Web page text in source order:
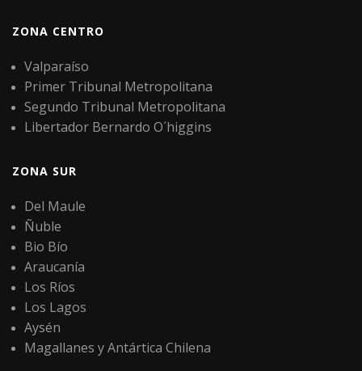
ZONA CENTRO
Valparaíso
Primer Tribunal Metropolitana
Segundo Tribunal Metropolitana
Libertador Bernardo O´higgins
ZONA SUR
Del Maule
Ñuble
Bio Bío
Araucanía
Los Ríos
Los Lagos
Aysén
Magallanes y Antártica Chilena